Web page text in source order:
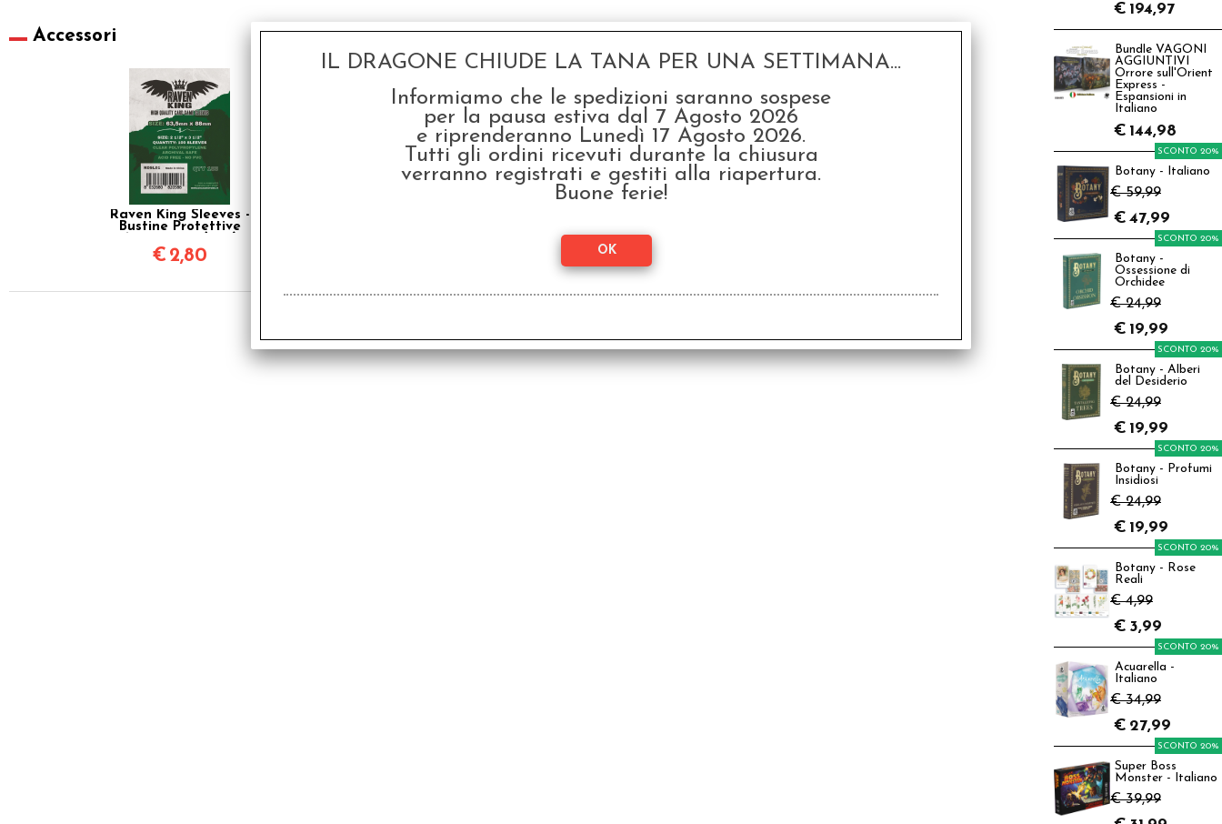
Accessori
Raven King Sleeves -
Bustine Protettive
€ 2,80
€ 194,97
Bundle VAGONI
AGGIUNTIVI
Orrore sull'Orient
Express -
Espansioni in
Italiano
€ 144,98
Botany - Italiano
€ 59,99
SCONTO 20%
€ 47,99
Botany -
Ossessione di
Orchidee
€ 24,99
SCONTO 20%
€ 19,99
Botany - Alberi
del Desiderio
€ 24,99
SCONTO 20%
€ 19,99
Botany - Profumi
Insidiosi
€ 24,99
SCONTO 20%
€ 19,99
Botany - Rose
Reali
€ 4,99
SCONTO 20%
€ 3,99
Acuarella -
Italiano
€ 34,99
SCONTO 20%
€ 27,99
Super Boss
Monster - Italiano
€ 39,99
SCONTO 20%
IL DRAGONE CHIUDE LA TANA PER UNA SETTIMANA...
Informiamo che le spedizioni saranno sospese
per la pausa estiva dal 7 Agosto 2026
e riprenderanno Lunedì 17 Agosto 2026.
Tutti gli ordini ricevuti durante la chiusura
verranno registrati e gestiti alla riapertura.
Buone ferie!